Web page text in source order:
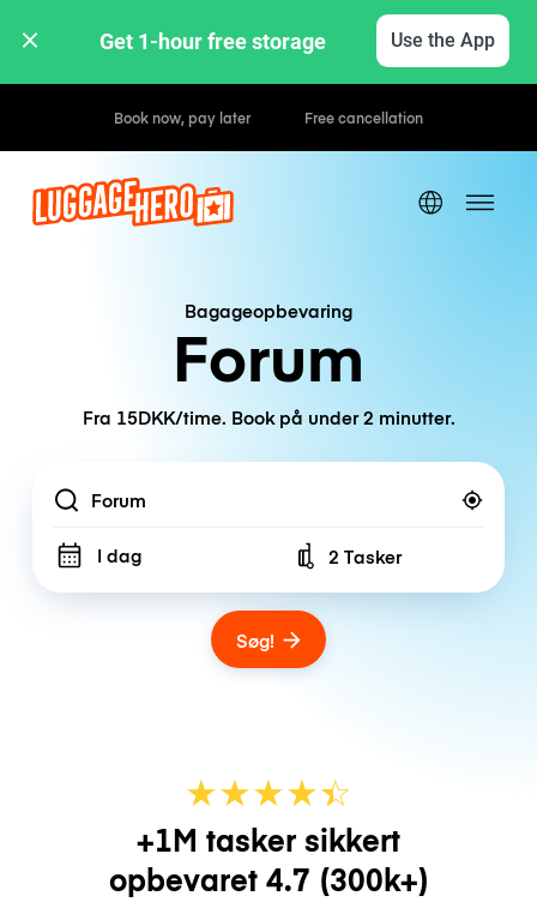
Get 1-hour free storage Use the App
Hourly / Daily Rates
Bagageopbevaring
Forum
Fra 15DKK/time. Book på under 2 minutter.
Location
I dag Number of bags
2 Tasker
Søg!
★★★★☆
★
+1M tasker sikkert
opbevaret 4.7 (300k+)